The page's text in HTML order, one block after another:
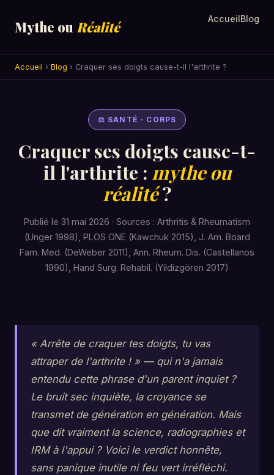
Mythe ou Réalité AccueilBlog
Accueil › Blog › Craquer ses doigts cause-t-il l'arthrite ?
⚖ SANTÉ · CORPS
Craquer ses doigts cause-t-
il l'arthrite : mythe ou
réalité?
Publié le 31 mai 2026 · Sources : Arthritis & Rheumatism
(Unger 1998), PLOS ONE (Kawchuk 2015), J. Am. Board
Fam. Med. (DeWeber 2011), Ann. Rheum. Dis. (Castellanos
1990), Hand Surg. Rehabil. (Yildizgören 2017)
« Arrête de craquer tes doigts, tu vas
attraper de l'arthrite ! » — qui n'a jamais
entendu cette phrase d'un parent inquiet ?
Le bruit sec inquiète, la croyance se
transmet de génération en génération. Mais
que dit vraiment la science, radiographies et
IRM à l'appui ? Voici le verdict honnête,
sans panique inutile ni feu vert irréfléchi.